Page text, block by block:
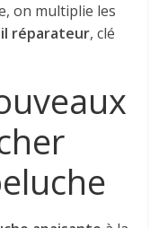
on multiplie les
réparateur, clé